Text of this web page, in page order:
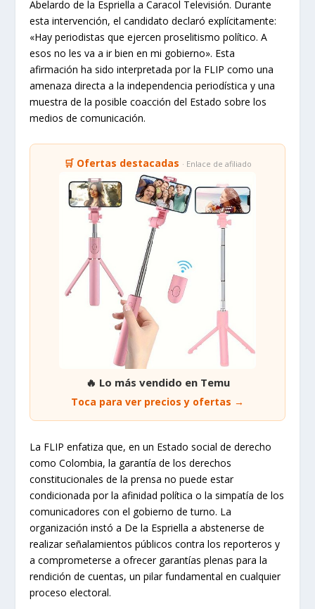
Abelardo de la Espriella a Caracol Televisión. Durante
esta intervención, el candidato declaró explícitamente:
«Hay periodistas que ejercen proselitismo político. A
esos no les va a ir bien en mi gobierno». Esta
afirmación ha sido interpretada por la FLIP como una
amenaza directa a la independencia periodística y una
muestra de la posible coacción del Estado sobre los
medios de comunicación.
🛒 Ofertas destacadas · Enlace de afiliado
🔥 Lo más vendido en Temu
Toca para ver precios y ofertas →
La FLIP enfatiza que, en un Estado social de derecho
como Colombia, la garantía de los derechos
constitucionales de la prensa no puede estar
condicionada por la afinidad política o la simpatía de los
comunicadores con el gobierno de turno. La
organización instó a De la Espriella a abstenerse de
realizar señalamientos públicos contra los reporteros y
a comprometerse a ofrecer garantías plenas para la
rendición de cuentas, un pilar fundamental en cualquier
proceso electoral.